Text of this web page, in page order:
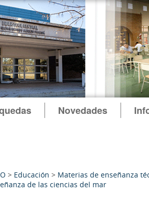
Novedades
> Educación > Materias de enseñanza
de las ciencias del mar